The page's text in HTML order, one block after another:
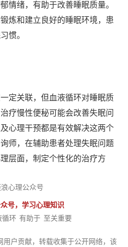
情绪，有助于改善睡眠质量。
炼和建立良好的睡眠环境，患
惯。
定关联，但血液循环对睡眠质
疗慢性便秘可能会改善失眠问
心理干预都是有效解决这两个
师，在辅助患者处理失眠问题
层面，制定个性化的治疗方
号，学习心理知识
循环 有助于 至关重要
用户贡献，转载收集于公开网络，该